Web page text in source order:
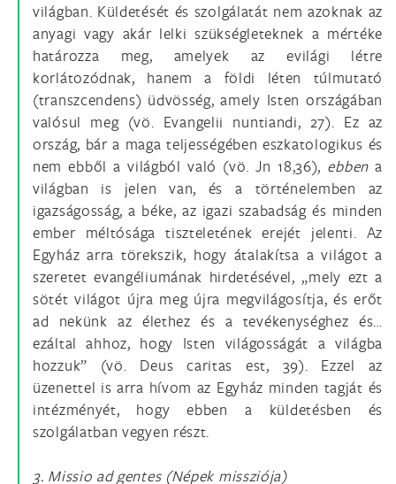
világban. Küldetését és szolgálatát nem azoknak az
anyagi vagy akár lelki szükségleteknek a mértéke
határozza meg, amelyek az evilági létre
korlátozódnak, hanem a földi léten túlmutató
(transzcendens) üdvösség, amely Isten országában
valósul meg (vö. Evangelii nuntiandi, 27). Ez az
ország, bár a maga teljességében eszkatologikus és
nem ebből a világból való (vö. Jn 18,36), ebbena
világban is jelen van, és a történelemben az
igazságosság, a béke, az igazi szabadság és minden
ember méltósága tiszteletének erejét jelenti. Az
Egyház arra törekszik, hogy átalakítsa a világot a
szeretet evangéliumának hirdetésével, „mely ezt a
sötét világot újra meg újra megvilágosítja, és erőt
ad nekünk az élethez és a tevékenységhez és…
ezáltal ahhoz, hogy Isten világosságát a világba
hozzuk” (vö. Deus caritas est, 39). Ezzel az
üzenettel is arra hívom az Egyház minden tagját és
intézményét, hogy ebben a küldetésben és
szolgálatban vegyen részt.
3. Missio ad gentes (Népek missziója)